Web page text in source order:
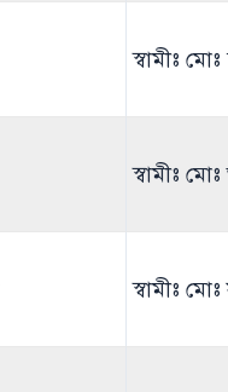
স্বামীঃ
স্বামীঃ
স্বামীঃ